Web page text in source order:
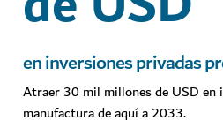
en inversiones privadas
Atraer 30 mil millones de USD en
manufactura de aquí a 2033.